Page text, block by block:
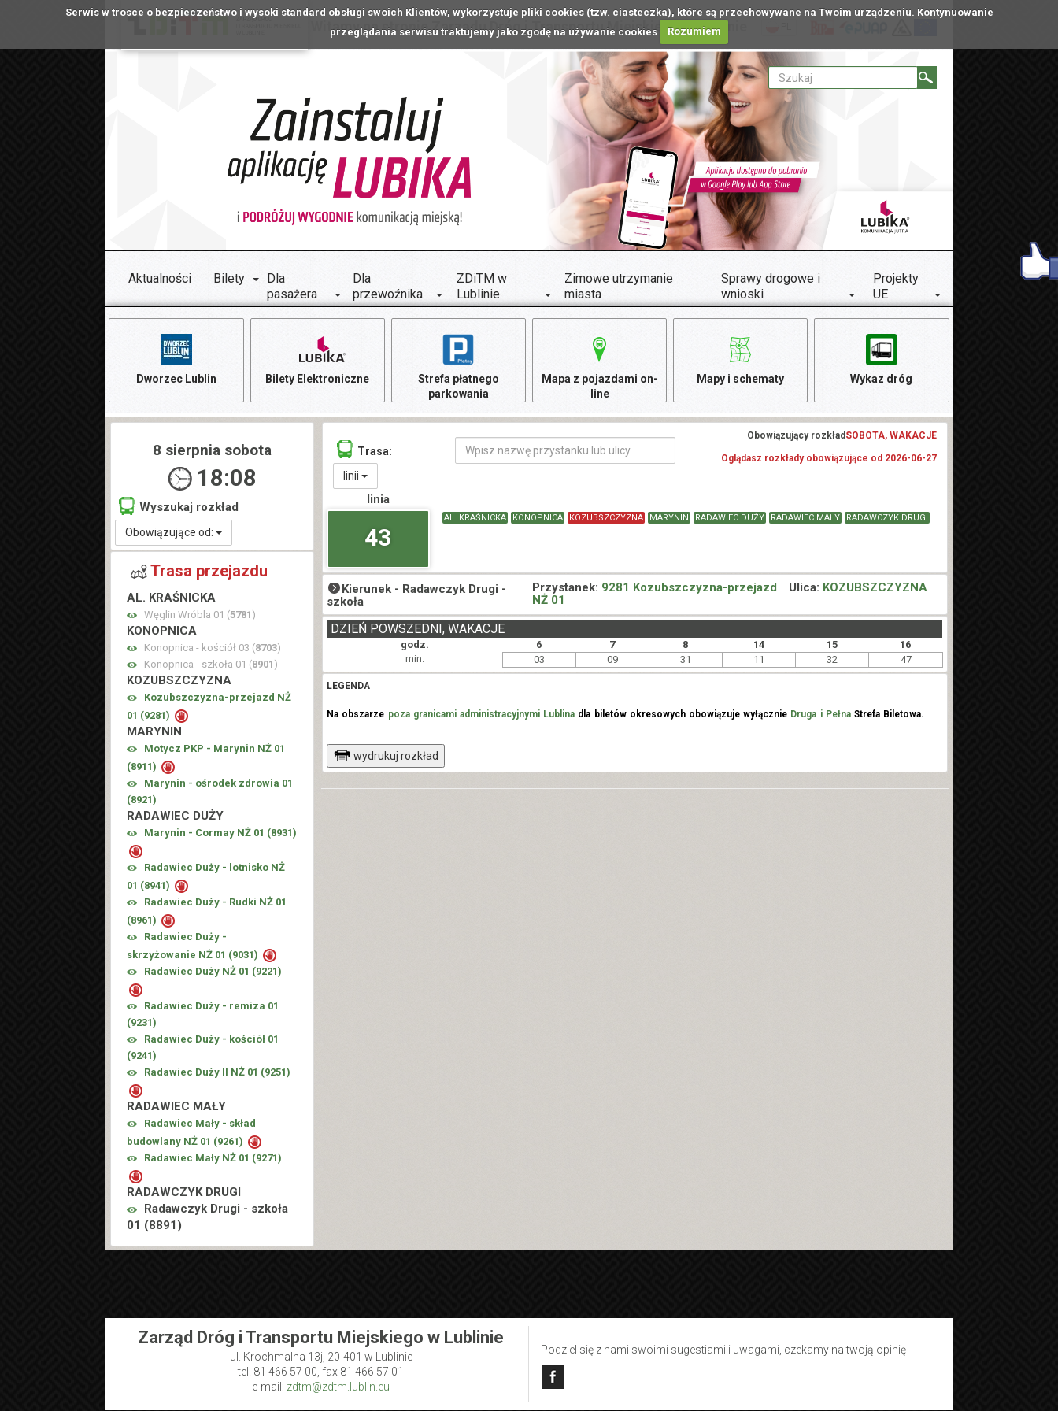
Serwis w trosce o bezpieczeństwo i wysoki standard obsługi swoich Klientów, wykorzystuje pliki cookies (tzw. ciasteczka), które są przechowywane na Twoim urządzeniu. Kontynuowanie
przeglądania serwisu traktujemy jako zgodę na używanie cookies
Rozumiem
Witamy na stronie Zarządu Dróg i Transportu Miejskiego w Lublinie
Aktualności Bilety
Dla
pasażera
Dla
przewoźnika
ZDiTM w
Lublinie
Zimowe utrzymanie
miasta
Sprawy drogowe i
wnioski
Projekty
UE
Dworzec Lublin Bilety Elektroniczne
Strefa płatnego
parkowania
Mapa z pojazdami on-
line
Mapy i schematy Wykaz dróg
Trasa:
linii
Obowiązujący rozkład SOBOTA, WAKACJE
Oglądasz rozkłady obowiązujące od 2026-06-27
linia
43
AL. KRAŚNICKA KONOPNICA KOZUBSZCZYZNA MARYNIN RADAWIEC DUŻY RADAWIEC MAŁY RADAWCZYK DRUGI
Kierunek - Radawczyk Drugi -
szkoła
Przystanek: 9281 Kozubszczyzna-przejazd
NŻ 01
Ulica: KOZUBSZCZYZNA
godz. 6 7 8 14 15 16
DZIEŃ POWSZEDNI, WAKACJE
min. 03 09 31 11 32 47
LEGENDA
Na obszarze poza granicami administracyjnymi Lublina dla biletów okresowych obowiązuje wyłącznie Druga i PełnaStrefa Biletowa.
wydrukuj rozkład
8 sierpnia sobota
18:08
Wyszukaj rozkład
Obowiązujące od:
Trasa przejazdu
AL. KRAŚNICKA
Węglin Wróbla 01 (5781 )
KONOPNICA
Konopnica - kościół 03 (8703)
Konopnica - szkoła 01 (8901 )
KOZUBSZCZYZNA
Kozubszczyzna-przejazd NŻ
01 (9281)
MARYNIN
Motycz PKP - Marynin NŻ 01
(8911)
Marynin - ośrodek zdrowia 01
(8921)
RADAWIEC DUŻY
Marynin - Cormay NŻ 01 (8931)
Radawiec Duży - lotnisko NŻ
01 (8941)
Radawiec Duży - Rudki NŻ 01
(8961)
Radawiec Duży -
skrzyżowanie NŻ 01 (9031)
Radawiec Duży NŻ 01 (9221)
Radawiec Duży - remiza 01
(9231)
Radawiec Duży - kościół 01
(9241)
Radawiec Duży II NŻ 01 (9251)
RADAWIEC MAŁY
Radawiec Mały - skład
budowlany NŻ 01 (9261)
Radawiec Mały NŻ 01 (9271)
RADAWCZYK DRUGI
Radawczyk Drugi - szkoła
01 (8891 )
Zarząd Dróg i Transportu Miejskiego w Lublinie
ul. Krochmalna 13j, 20-401 w Lublinie
tel. 81 466 57 00, fax 81 466 57 01
e-mail: zdtm@zdtm.lublin.eu
Podziel się z nami swoimi sugestiami i uwagami, czekamy na twoją opinię